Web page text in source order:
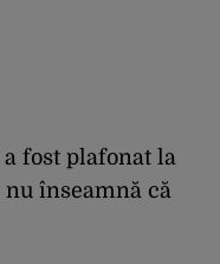
a fost plafonat la
nu înseamnă că